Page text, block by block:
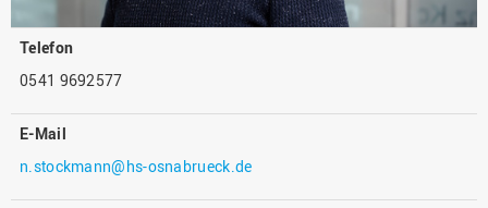
Telefon
0541 9692577
E-Mail
n.stockmann@hs-osnabrueck.de